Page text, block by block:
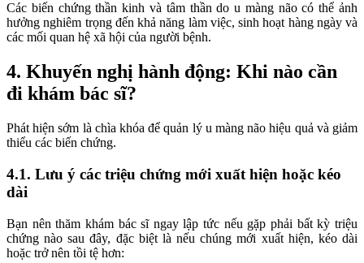
Các biến chứng thần kinh và tâm thần do u màng não có thể ảnh
hưởng nghiêm trọng đến khả năng làm việc, sinh hoạt hàng ngày và
các mối quan hệ xã hội của người bệnh.
4. Khuyến nghị hành động: Khi nào cần
đi khám bác sĩ?
Phát hiện sớm là chìa khóa để quản lý u màng não hiệu quả và giảm
thiểu các biến chứng.
4.1. Lưu ý các triệu chứng mới xuất hiện hoặc kéo
dài
Bạn nên thăm khám bác sĩ ngay lập tức nếu gặp phải bất kỳ triệu
chứng nào sau đây, đặc biệt là nếu chúng mới xuất hiện, kéo dài
hoặc trở nên tồi tệ hơn: